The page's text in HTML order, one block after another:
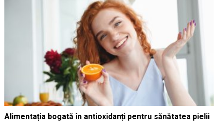
Alimentația bogată în antioxidanți pentru sănătatea pielii